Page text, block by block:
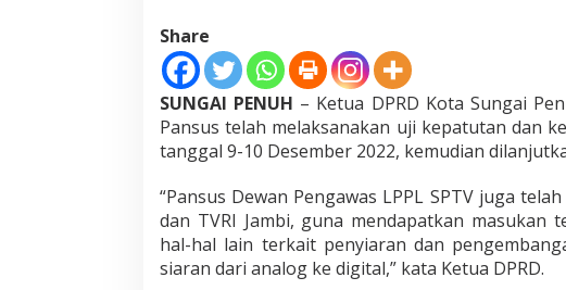
h
T
e
t
p
k
a
n
D
Share
SUNGAI PENUH – Ketua DPRD Kota Sungai
Pansus telah melaksanakan uji kepatutan dan
tanggal 9-10 Desember 2022, kemudian
“Pansus Dewan Pengawas LPPL SPTV juga
dan TVRI Jambi, guna mendapatkan masukan
hal-hal lain terkait penyiaran dan
siaran dari analog ke digital,” kata Ketua DPRD.